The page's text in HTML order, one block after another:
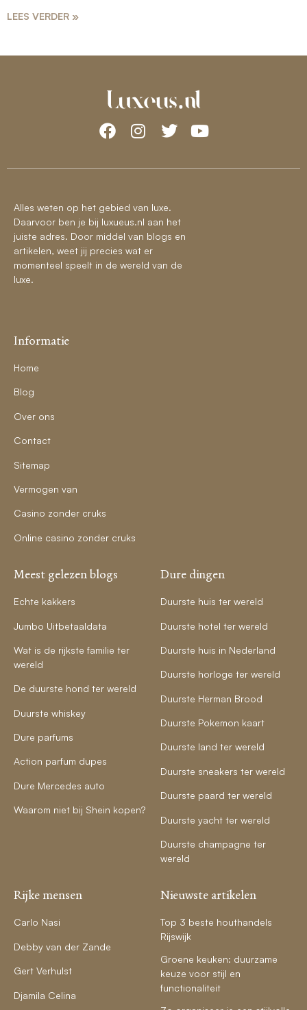
LEES VERDER »
Alles weten op het gebied van luxe.
Daarvoor ben je bij luxueus.nl aan het
juiste adres. Door middel van blogs en
artikelen, weet jij precies wat er
momenteel speelt in de wereld van de
luxe.
Informatie
Home
Blog
Over ons
Contact
Sitemap
Vermogen van
Casino zonder cruks
Online casino zonder cruks
Meest gelezen blogs
Echte kakkers
Jumbo Uitbetaaldata
Wat is de rijkste familie ter
wereld
De duurste hond ter wereld
Duurste whiskey
Dure parfums
Action parfum dupes
Dure Mercedes auto
Waarom niet bij Shein kopen?
Dure dingen
Duurste huis ter wereld
Duurste hotel ter wereld
Duurste huis in Nederland
Duurste horloge ter wereld
Duurste Herman Brood
Duurste Pokemon kaart
Duurste land ter wereld
Duurste sneakers ter wereld
Duurste paard ter wereld
Duurste yacht ter wereld
Duurste champagne ter
wereld
Rijke mensen
Carlo Nasi
Debby van der Zande
Gert Verhulst
Djamila Celina
Nieuwste artikelen
Top 3 beste houthandels
Rijswijk
Groene keuken: duurzame
keuze voor stijl en
functionaliteit